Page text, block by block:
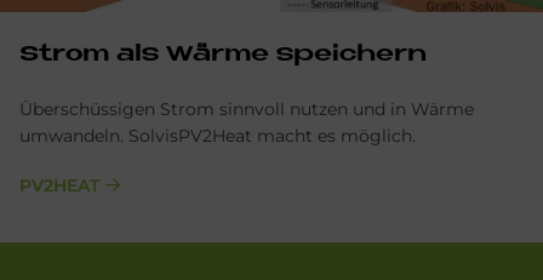
Strom als Wär­me spei­chern
Überschüssigen Strom sinnvoll nutzen und in Wärme
umwandeln. SolvisPV2Heat macht es möglich.
PV2HEAT